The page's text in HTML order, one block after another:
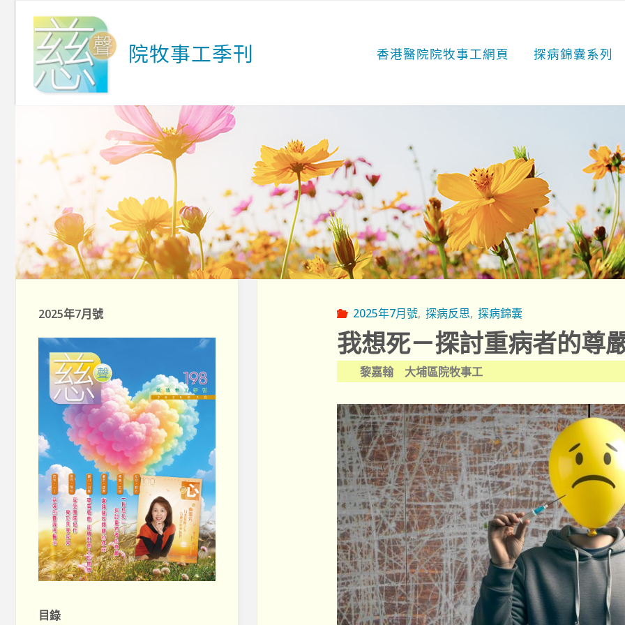
院牧事工季刊 香港醫院院牧事工網頁 探病錦囊系列
2025年7月號, 探病反思, 探病錦囊
我想死－探討重病者的尊
黎嘉翰 大埔區院牧事工
2025年7月號
目錄